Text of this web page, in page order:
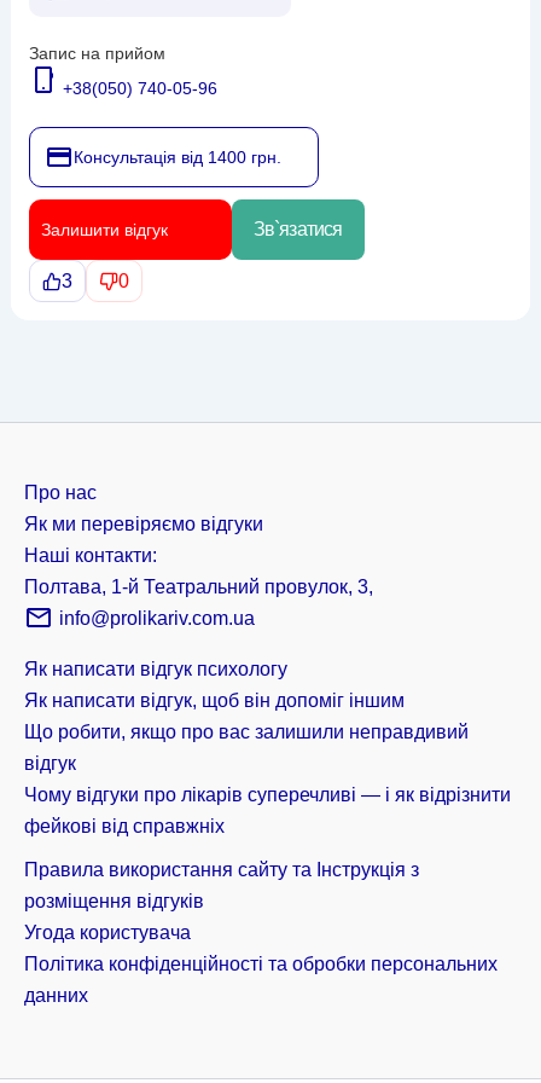
Запис на прийом
+38(050) 740-05-96
Консультація від 1400 грн.
Залишити відгук Зв`язатися
3 0
Про нас
Як ми перевіряємо відгуки
Наші контакти:
Полтава, 1-й Театральний провулок, 3,
info@prolikariv.com.ua
Як написати відгук психологу
Як написати відгук, щоб він допоміг іншим
Що робити, якщо про вас залишили неправдивий
відгук
Чому відгуки про лікарів суперечливі — і як відрізнити
фейкові від справжніх
Правила використання сайту та Інструкція з
розміщення відгуків
Угода користувача
Політика конфіденційності та обробки персональних
данних